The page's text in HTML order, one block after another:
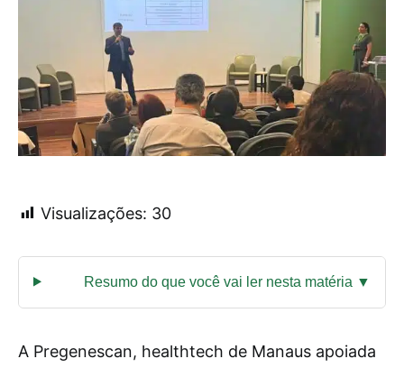
Visualizações: 30
A Pregenescan, healthtech de Manaus apoiada